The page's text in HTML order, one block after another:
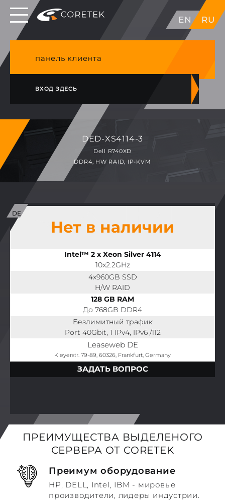
EN RU
Выделенные серверы в ЕС, Японии, ГК, США
NVME VPS & cPanel премиум хостинг в
панель клиента
ВХОД ЗДЕСЬ
DED-XS4114-3
Dell R740XD
DDR4, HW RAID, IP-KVM
Нет в наличии
Intel™ 2 x Xeon Silver 4114
10x2.2GHz
4x960GB SSD
H/W RAID
128 GB RAM
До 768GB DDR4
Безлимитный трафик
Port 40Gbit, 1 IPv4, IPv6 /112
Leaseweb DE
Kleyerstr. 79-89, 60326, Frankfurt, Germany
ЗАДАТЬ ВОПРОС
ПРЕИМУЩЕСТВА ВЫДЕЛЕНОГО
СЕРВЕРА ОТ CORETEK
Преимум оборудование
HP, DELL, Intel, IBM - мировые
производители, лидеры индустрии.